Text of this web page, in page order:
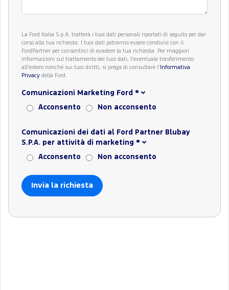
La Ford Italia S.p.A. tratterà i tuoi dati personali riportati di seguito per dar
corso alla tua richiesta. I tuoi dati potranno essere condivisi con il
FordPartner per consentirci di evadere la tua richiesta. Per maggiori
informazioni sul trattamento dei tuoi dati, l'eventuale trasferimento
all'estero nonché sui tuoi diritti, si prega di consultare l' Informativa
Privacy della Ford.
Comunicazioni Marketing Ford *
Acconsento Non acconsento
Comunicazioni dei dati al Ford Partner Blubay
S.P.A. per attività di marketing *
Acconsento Non acconsento